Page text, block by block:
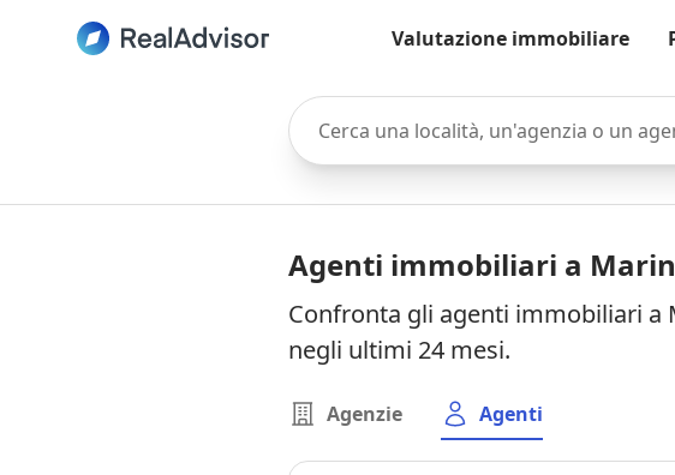
Valutazione immobiliare
Cerca una località, un'agenzia o un agente
Agenti immobiliari a
Confronta gli agenti immobiliari a
negli ultimi 24 mesi.
Agenzie Agenti